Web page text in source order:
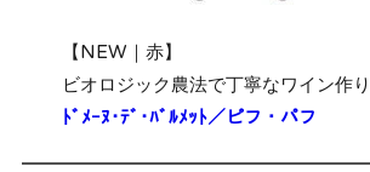
【NEW｜赤】
ビオロジック農法で丁寧なワイン作
ﾄﾞﾒｰﾇ･ﾃﾞ･ﾊﾞﾙﾒｯﾄ／ピフ・パフ